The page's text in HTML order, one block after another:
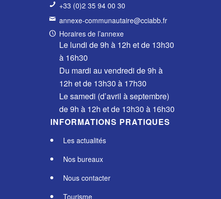
+33 (0)2 35 94 00 30
annexe-communautaire@cciabb.fr
Horaires de l’annexe
Le lundi de 9h à 12h et de 13h30
à 16h30
Du mardi au vendredi de 9h à
12h et de 13h30 à 17h30
Le samedi (d’avril à septembre)
de 9h à 12h et de 13h30 à 16h30
INFORMATIONS PRATIQUES
Les actualités
Nos bureaux
Nous contacter
Tourisme